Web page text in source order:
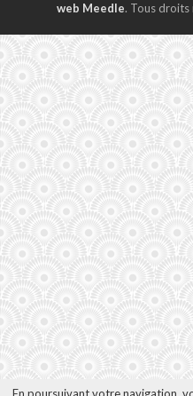
web Meedle. Tous droits